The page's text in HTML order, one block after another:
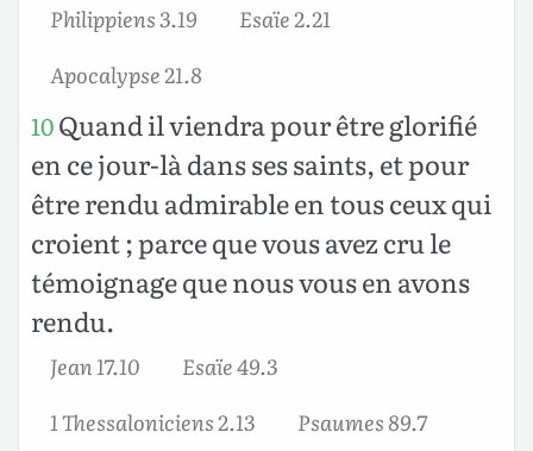
Philippiens 3.19
Esaïe 2.21
Apocalypse 21.8
10Quand il viendra pour être glorifié
en ce jour-là dans ses saints, et pour
être rendu admirable en tous ceux qui
croient ; parce que vous avez cru le
témoignage que nous vous en avons
rendu.
Jean 17.10
Esaïe 49.3
1 Thessaloniciens 2.13
Psaumes 89.7